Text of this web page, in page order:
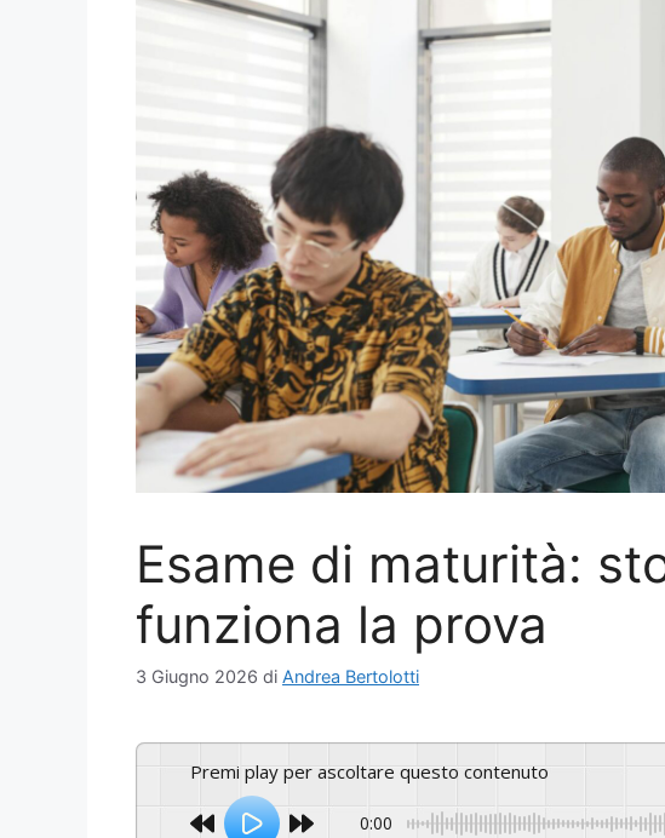
Esame di maturità:
funziona la prova
3 Giugno 2026 di Andrea Bertolotti
Premi play per ascoltare questo contenuto
0:00